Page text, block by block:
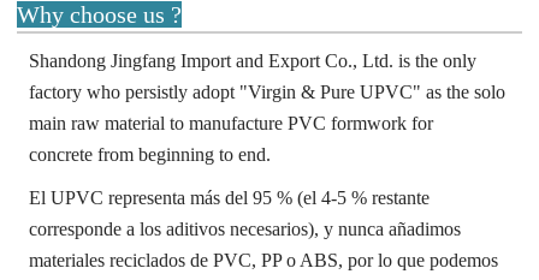
Why choose us ?
Shandong Jingfang Import and Export Co., Ltd. is the only
factory who persistlyadopt "Virgin & Pure UPVC" as the solo
main raw material to manufacture PVC formwork for
concrete from beginning to end.
El UPVC representa más del 95 % (el 4-5 % restante
corresponde a los aditivos necesarios), y nunca añadimos
materiales reciclados de PVC, PP o ABS, por lo que podemos